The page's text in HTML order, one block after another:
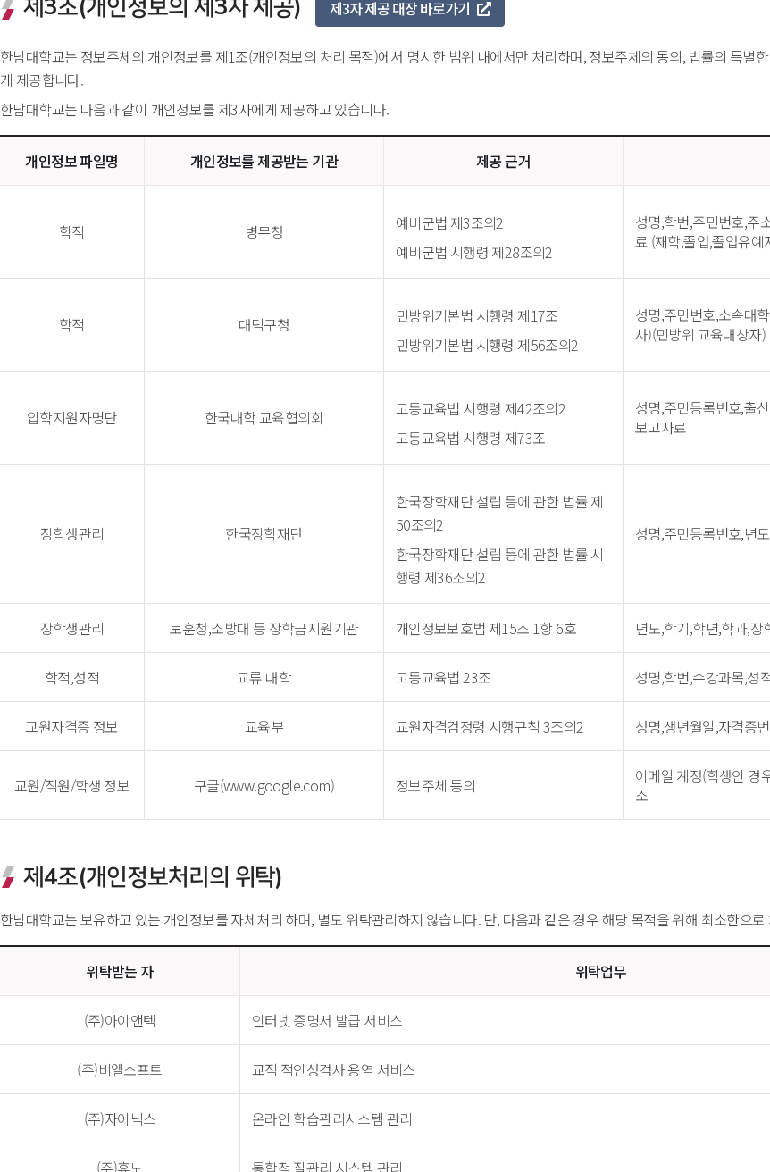
제3조(개인정보의 제3자 제공) 제3자 제공 대장 바로가기
한남대학교는 정보주체의 개인정보를 제1조(개인정보의 처리 목적)에서 명시한 범위 내에서만 처리하며, 정보주체의 동의, 법률의 특별
게 제공합니다.
한남대학교는 다음과 같이 개인정보를 제3자에게 제공하고 있습니다.
개인정보 파일명 개인정보를 제공받는 기관 제공 근거
학적 병무청
예비군법 제3조의2
예비군법 시행령 제28조의2
성명,학번,주민번호,주
료 (재학,졸업,졸업유예
학적 대덕구청
민방위기본법 시행령 제17조
민방위기본법 시행령 제56조의2
성명,주민번호,소속대
사)(민방위 교육대상자)
입학지원자명단 한국대학 교육협의회
고등교육법 시행령 제42조의2
고등교육법 시행령 제73조
성명,주민등록번호,출
보고자료
장학생관리 한국장학재단
한국장학재단 설립 등에 관한 법률 제
50조의2
한국장학재단 설립 등에 관한 법률 시
행령 제36조의2
성명,주민등록번호,년
장학생관리 보훈청,소방대 등 장학금지원기관 개인정보보호법 제15조 1항 6호 년도,학기,학년,학과,
학적,성적 교류 대학 고등교육법 23조 성명,학번,수강과목,성
교원자격증 정보 교육부 교원자격검정령 시행규칙 3조의2 성명,생년월일,자격증
교원/직원/학생 정보 구글(www.google.com) 정보주체 동의
이메일 계정(학생인 경
소
제4조(개인정보처리의 위탁)
한남대학교는 보유하고 있는 개인정보를 자체처리 하며, 별도 위탁관리하지 않습니다. 단, 다음과 같은 경우 해당 목적을 위해 최소한으
위탁받는 자 위탁업무
(주)아이앤텍
인터넷 증명서 발급 서비스
(주)비엘소프트
교직 적인성검사 용역 서비스
(주)자이닉스 온라인 학습관리시스템 관리
(주)휴노 통합적 질관리 시스템 관리